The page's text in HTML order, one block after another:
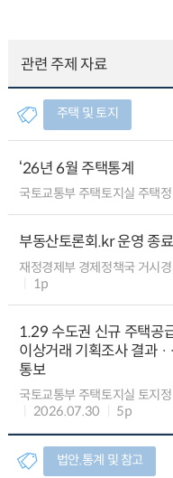
관련 주제 자료
주택 및 토지
‘26년 6월 주택통계
국토교통부 주택토지실 주택
부동산토론회.kr 운영 종료
재정경제부 경제정책국 거시
1p
1.29 수도권 신규 주택공
이상거래 기획조사 결과
통보
국토교통부 주택토지실 토지
2026.07.30
5p
법안.통계 및 참고